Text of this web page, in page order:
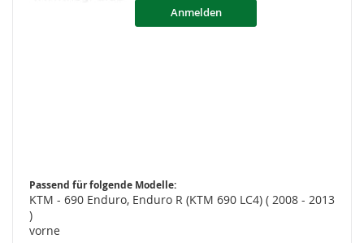
Anmelden
Passend für folgende Modelle:
KTM - 690 Enduro, Enduro R (KTM 690 LC4) ( 2008 - 2013
)
vorne